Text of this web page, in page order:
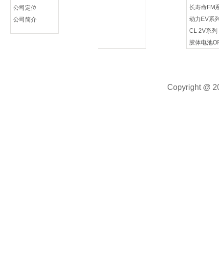
公司定位
公司简介
长寿命FM
动力EV系
CL 2V系列
Copyright @